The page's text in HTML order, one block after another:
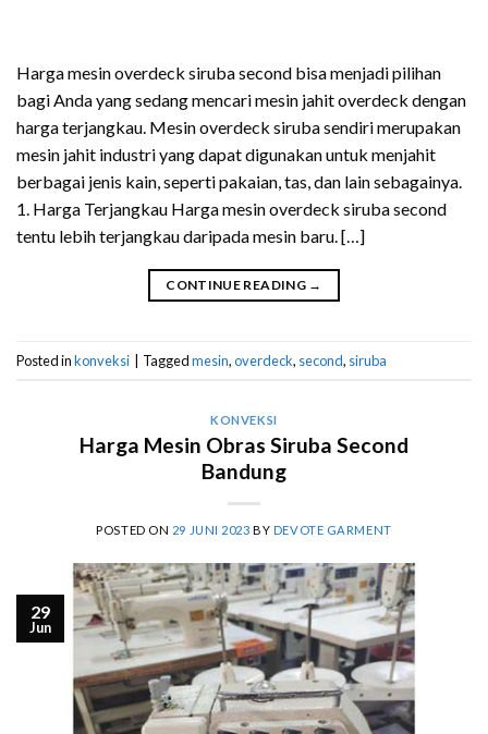
Harga mesin overdeck siruba second bisa menjadi pilihan
bagi Anda yang sedang mencari mesin jahit overdeck dengan
harga terjangkau. Mesin overdeck siruba sendiri merupakan
mesin jahit industri yang dapat digunakan untuk menjahit
berbagai jenis kain, seperti pakaian, tas, dan lain sebagainya.
1. Harga Terjangkau Harga mesin overdeck siruba second
tentu lebih terjangkau daripada mesin baru. […]
CONTINUE READING →
Posted inkonveksi Taggedmesin,overdeck, second, siruba
KONVEKSI
Harga Mesin Obras Siruba Second
Bandung
POSTED ON 29 JUNI 2023 BY DEVOTE GARMENT
29
Jun